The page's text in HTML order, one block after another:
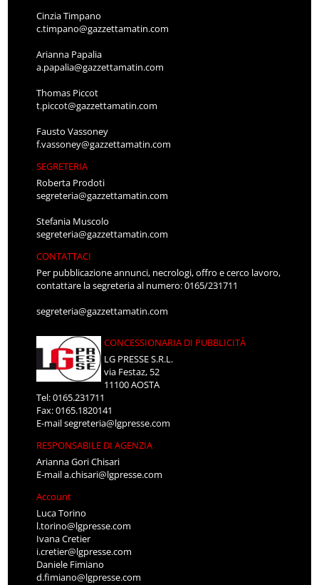
Cinzia Timpano
c.timpano@gazzettamatin.com
Arianna Papalia
a.papalia@gazzettamatin.com
Thomas Piccot
t.piccot@gazzettamatin.com
Fausto Vassoney
f.vassoney@gazzettamatin.com
SEGRETERIA
Roberta Prodoti
segreteria@gazzettamatin.com
Stefania Muscolo
segreteria@gazzettamatin.com
CONTATTACI
Per pubblicazione annunci, necrologi, offro e cerco lavoro,
contattare la segreteria al numero: 0165/231711
segreteria@gazzettamatin.com
CONCESSIONARIA DI PUBBLICITÀ
LG PRESSE S.R.L.
via Festaz, 52
11100 AOSTA
Tel: 0165.231711
Fax: 0165.1820141
E-mailsegreteria@lgpresse.com
RESPONSABILE DI AGENZIA
Arianna Gori Chisari
E-maila.chisari@lgpresse.com
Account
Luca Torino
l.torino@lgpresse.com
Ivana Cretier
i.cretier@lgpresse.com
Daniele Fimiano
d.fimiano@lgpresse.com